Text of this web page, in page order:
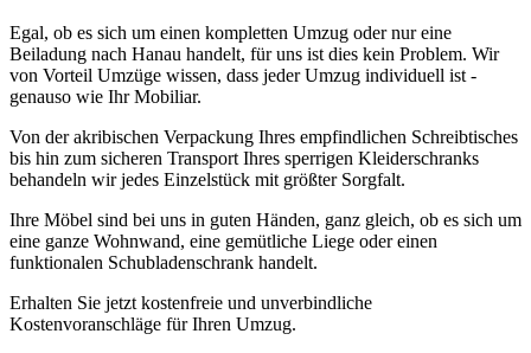
Egal, ob es sich um einen kompletten Umzug oder nur eine
Beiladung nach Hanau handelt, für uns ist dies kein Problem. Wir
von Vorteil Umzüge wissen, dass jeder Umzug individuell ist -
genauso wie Ihr Mobiliar.
Von der akribischen Verpackung Ihres empfindlichen Schreibtisches
bis hin zum sicheren Transport Ihres sperrigen Kleiderschranks
behandeln wir jedes Einzelstück mit größter Sorgfalt.
Ihre Möbel sind bei uns in guten Händen, ganz gleich, ob es sich um
eine ganze Wohnwand, eine gemütliche Liege oder einen
funktionalen Schubladenschrank handelt.
Erhalten Sie jetzt kostenfreie und unverbindliche
Kostenvoranschläge für Ihren Umzug.